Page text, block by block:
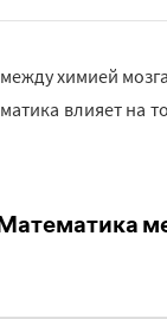
химией
влияет на